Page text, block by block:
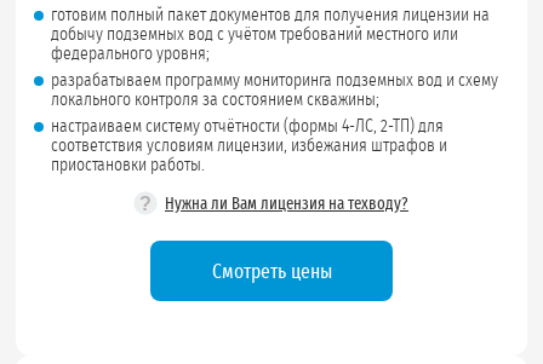
готовим полный пакет документов для получения лицензии на
добычу подземных вод с учётом требований местного или
федерального уровня;
разрабатываем программу мониторинга подземных вод и схему
локального контроля за состоянием скважины;
настраиваем систему отчётности (формы 4-ЛС, 2-ТП) для
соответствия условиям лицензии, избежания штрафов и
приостановки работы.
? Нужна ли Вам лицензия на техводу?
Смотреть цены